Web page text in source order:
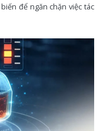
để ngăn chặn việc tác